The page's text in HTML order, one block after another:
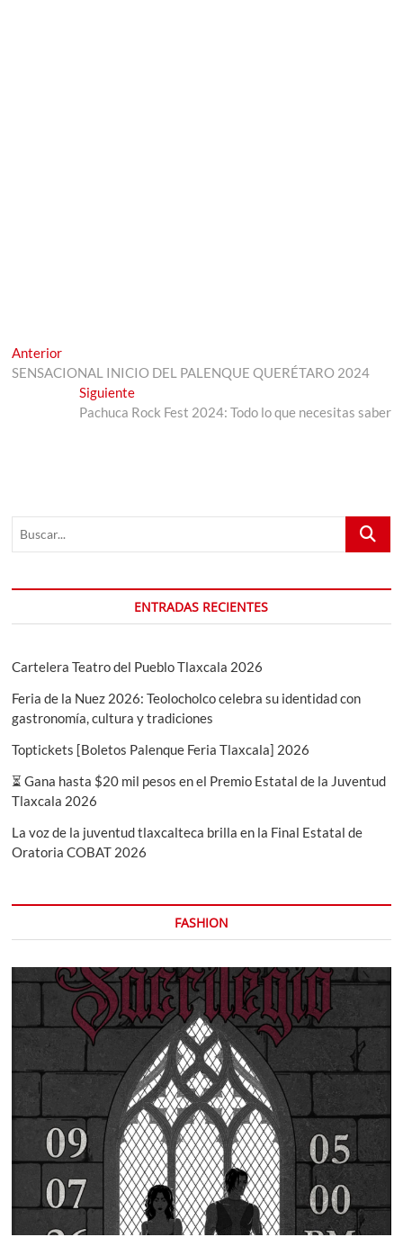
Navegación
de
entradas
AnteriorEntrada
anterior:
SENSACIONAL INICIO DEL PALENQUE QUERÉTARO 2024
SiguienteEntrada
siguiente:
Pachuca Rock Fest 2024: Todo lo que necesitas saber
Buscar...
ENTRADAS RECIENTES
Cartelera Teatro del Pueblo Tlaxcala 2026
Feria de la Nuez 2026: Teolocholco celebra su identidad con
gastronomía, cultura y tradiciones
Toptickets [Boletos Palenque Feria Tlaxcala] 2026
⏳ Gana hasta $20 mil pesos en el Premio Estatal de la Juventud
Tlaxcala 2026
La voz de la juventud tlaxcalteca brilla en la Final Estatal de
Oratoria COBAT 2026
FASHION